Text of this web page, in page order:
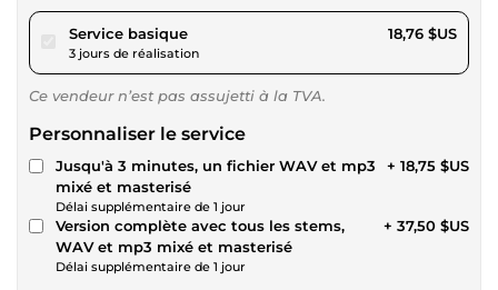
Service basiquepour 17,28 $US
3 jours de réalisation
18,76 $US
Ce vendeur n’est pas assujetti à la TVA.
Personnaliser le service
Jusqu'à 3 minutes, un fichier WAV et mp3
mixé et masterisé
Délai supplémentaire de 1 jour
+ 18,75 $US
Version complète avec tous les stems,
WAV et mp3 mixé et masterisé
Délai supplémentaire de 1 jour
+ 37,50 $US